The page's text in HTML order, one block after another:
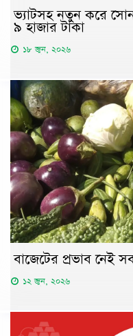
ভ্যাটসহ নতুন করে
৯ হাজার টাকা
১৮ জুন, ২০২৬
বাজেটের প্রভাব নেই
১২ জুন, ২০২৬